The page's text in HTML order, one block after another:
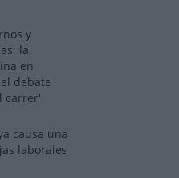
y
la
en
debate
carrer'
causa una
laborales